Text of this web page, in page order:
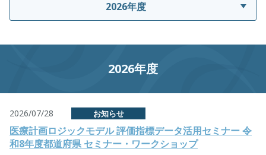
2026年度
2026年度
2026/07/28 お知らせ
医療計画ロジックモデル 評価指標データ活用セミナー 令
和8年度都道府県 セミナー・ワークショップ